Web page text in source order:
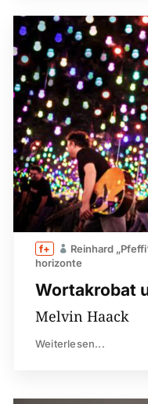
Wortakrobat
Reinhard
horizonte
Melvin Haack
Weiterlesen...